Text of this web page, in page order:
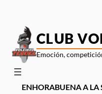
contenido CLUB
Emoción,
ENHORABUENA A LA